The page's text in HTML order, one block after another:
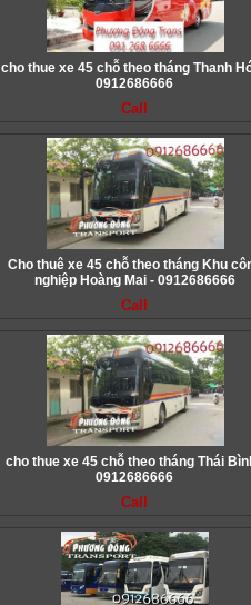
cho thue xe 45 chỗ theo tháng Thanh
0912686666
Call
Cho thuê xe 45 chỗ theo tháng Khu
nghiệp Hoàng Mai - 0912686666
Call
cho thue xe 45 chỗ theo tháng Thái
0912686666
Call